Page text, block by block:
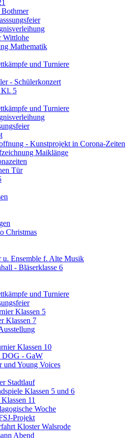
Wittlohe
Mathematik
und Turniere
- Schülerkonzert
Kl. 5
und Turniere
- Kunstprojekt in Corona-Zeiten
Maiklänge
Tür
Christmas
u. Ensemble f. Alte Musik
- Bläserklasse 6
und Turniere
Klassen 5
Klassen 7
Klassen 10
DOG - GaW
und Young Voices
Stadtlauf
Klassen 5 und 6
11
Woche
Projekt
Kloster Walsrode
Abend